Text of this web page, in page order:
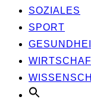
SOZIA­LES
SPORT